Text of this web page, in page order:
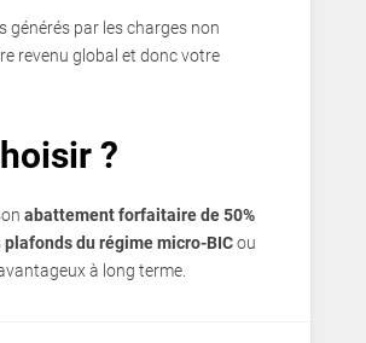
générés par les charges non
revenu global et donc votre
?
abattement forfaitaire de 50%
plafonds du régime micro-BICou
à long terme.